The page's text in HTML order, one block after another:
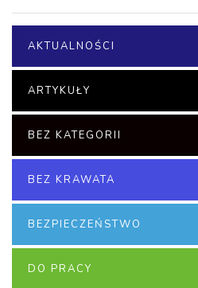
AKTUALNOŚCI
ARTYKUŁY
BEZ KATEGORII
BEZ KRAWATA
BEZPIECZEŃSTWO
DO PRACY